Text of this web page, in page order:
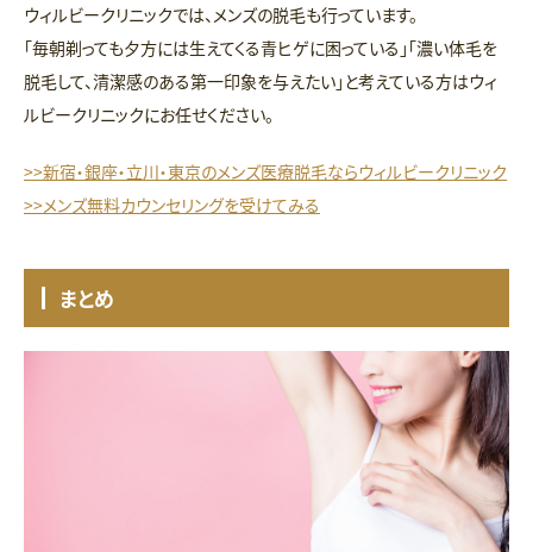
ウィルビークリニックでは、メンズの脱毛も行っています。
「毎朝剃っても夕方には生えてくる青ヒゲに困っている」「濃い体毛を
脱毛して、清潔感のある第一印象を与えたい」と考えている方はウィ
ルビークリニックにお任せください。
>>新宿・銀座・立川・東京のメンズ医療脱毛ならウィルビークリニック
>>メンズ無料カウンセリングを受けてみる
まとめ